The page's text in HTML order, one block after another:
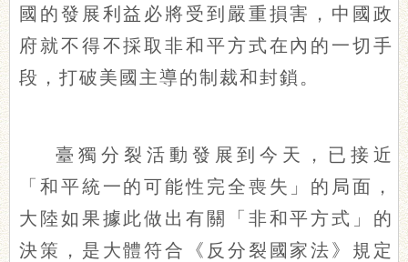
國的發展利益必將受到嚴重損害，中國政
府就不得不採取非和平方式在內的一切手
段，打破美國主導的制裁和封鎖。
臺獨分裂活動發展到今天，已接近
「和平統一的可能性完全喪失」的局面，
大陸如果據此做出有關「非和平方式」的
決策，是大體符合《反分裂國家法》規定